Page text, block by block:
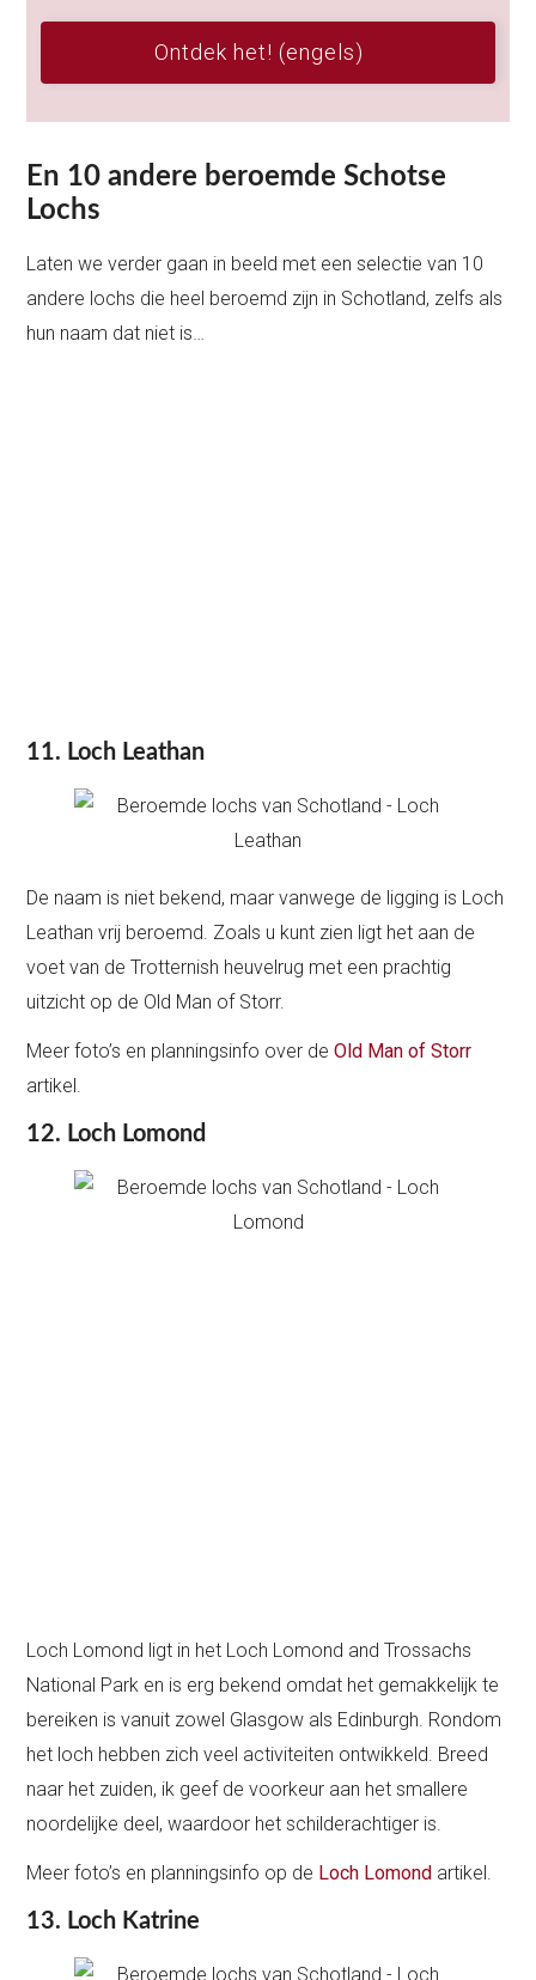
Ontdek het! (engels)
En 10 andere beroemde Schotse
Lochs
Laten we verder gaan in beeld met een selectie van 10
andere lochs die heel beroemd zijn in Schotland, zelfs als
hun naam dat niet is…
11. Loch Leathan
De naam is niet bekend, maar vanwege de ligging is Loch
Leathan vrij beroemd. Zoals u kunt zien ligt het aan de
voet van de Trotternish heuvelrug met een prachtig
uitzicht op de Old Man of Storr.
Meer foto’s en planningsinfo over deOld Man of Storr
artikel.
12. Loch Lomond
Loch Lomond ligt in het Loch Lomond and Trossachs
National Park en is erg bekend omdat het gemakkelijk te
bereiken is vanuit zowel Glasgow als Edinburgh. Rondom
het loch hebben zich veel activiteiten ontwikkeld. Breed
naar het zuiden, ik geef de voorkeur aan het smallere
noordelijke deel, waardoor het schilderachtiger is.
Meer foto’s en planningsinfo op de Loch Lomond artikel.
13. Loch Katrine